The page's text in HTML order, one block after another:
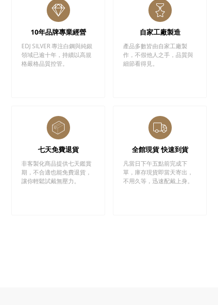
10年品牌專業經營
EDJ SILVER 專注白鋼與純銀
領域已逾十年，持續以高規
格嚴格品質控管。
自家工廠製造
產品多數皆由自家工廠製
作，不假他人之手，品質與
細節看得見。
七天免費退貨
非客製化商品提供七天鑑賞
期，不合適也能免費退貨，
讓你輕鬆試戴無壓力。
全館現貨 快速到貨
凡當日下午五點前完成下
單，庫存現貨即當天寄出，
不用久等，迅速配戴上身。